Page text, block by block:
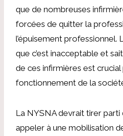
que de nombreuses
forcées de quitter la
l’épuisement professionnel.
que c’est inacceptable et
de ces infirmières est
fonctionnement de la
La NYSNA devrait tirer
appeler à une mobilisation